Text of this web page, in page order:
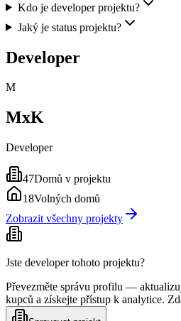
Kdo je developer projektu?
Jaký je status projektu?
Developer
M
MxK
Developer
47Domů v projektu
18Volných domů
Zobrazit všechny projekty
Jste developer tohoto projektu?
Převezměte správu profilu —
kupců a získejte přístup k analytice.